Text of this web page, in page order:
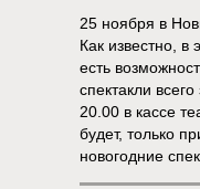
25 ноября в
Как известно,
есть
спектакли
20.00 в кассе
будет, только
новогодние